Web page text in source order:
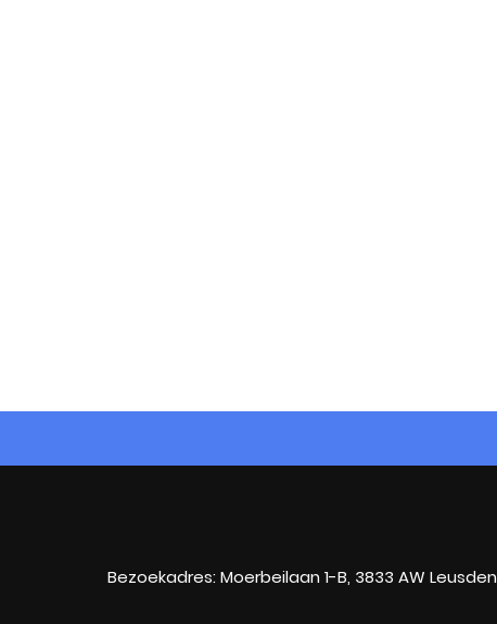
Bezoekadres: Moerbeilaan 1-B, 3833 AW Leusden